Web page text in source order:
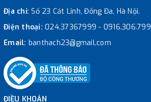
Địa chỉ:Số 23 Cát Linh, Đống Đa, Hà Nội.
Điện thoại: 024.37367999 - 0916.306.799
Email: banthach23@gmail.com
ĐIỀU KHOẢN